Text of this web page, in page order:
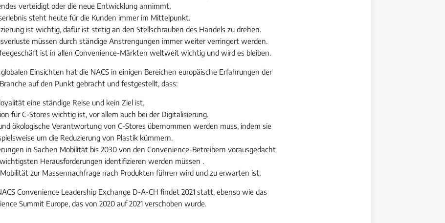
verteidigt oder die neue Entwicklung annimmt.
steht heute für die Kunden immer im Mittelpunkt.
ist wichtig, dafür ist stetig an den Stellschrauben des Handels zu drehen.
müssen durch ständige Anstrengungen immer weiter verringert werden.
ist in allen Convenience-Märkten weltweit wichtig und wird es bleiben.
Einsichten hat die NACS in einigen Bereichen europäische Erfahrungen der
auf den Punkt gebracht und festgestellt, dass:
eine ständige Reise und kein Ziel ist.
für C-Stores wichtig ist, vor allem auch bei der Digitalisierung.
ökologische Verantwortung von C-Stores übernommen werden muss, indem sie
um die Reduzierung von Plastik kümmern.
in Sachen Mobilität bis 2030 von den Convenience-Betreibern vorausgedacht
Herausforderungen identifizieren werden müssen .
zur Massennachfrage nach Produkten führen wird und zu erwarten ist.
Convenience Leadership Exchange D-A-CH findet 2021 statt, ebenso wie das
Summit Europe, das von 2020 auf 2021 verschoben wurde.